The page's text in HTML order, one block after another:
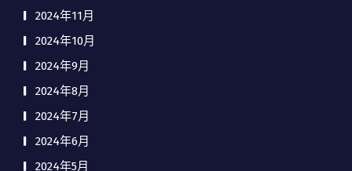
2024年11月
2024年10月
2024年9月
2024年8月
2024年7月
2024年6月
2024年5月